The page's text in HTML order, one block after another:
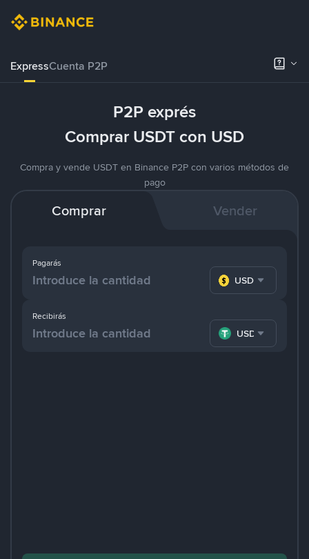
ExpressCuenta P2P
P2P exprés
Comprar USDT con USD
Compra y vende USDT en Binance P2P con varios métodos de
pago
Comprar Vender
Pagarás
USD
Recibirás
USDT